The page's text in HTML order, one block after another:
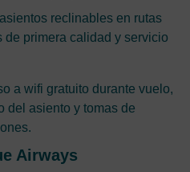
asientos reclinables en rutas
de primera calidad y servicio
a wifi gratuito durante vuelo,
del asiento y tomas de
Airways